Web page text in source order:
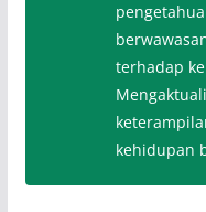
terhadap
kehidupan